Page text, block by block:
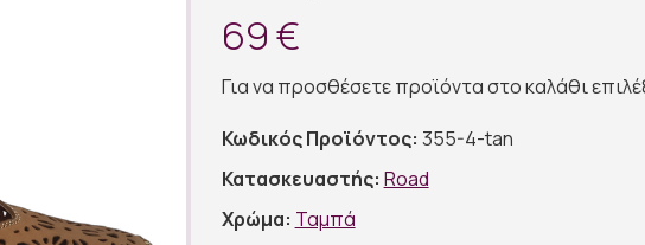
69 €
Για να προσθέσετε προϊόντα στο καλάθι
Κωδικός Προϊόντος: 355-4-tan
Κατασκευαστής: Road
Χρώμα: Ταμπά